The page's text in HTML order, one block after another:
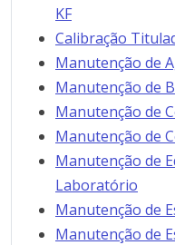
KF
Calibração
Manutenção de
Manutenção de
Manutenção de
Manutenção de
Manutenção de
Laboratório
Manutenção de
Manutenção de